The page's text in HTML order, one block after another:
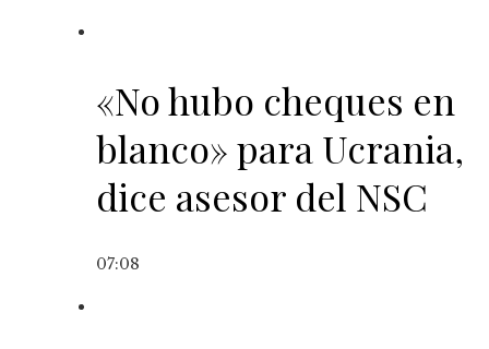
«No hubo cheques en
blanco» para Ucrania,
dice asesor del NSC
07:08